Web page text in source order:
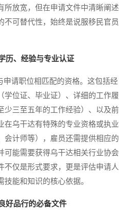
所放宽，但在申请文件中清晰阐述
不可替代性，始终是说服移民官员
历、经验与专业认证
请职位相匹配的资格。这包括经
学位证、毕业证）、详细的工作履
少三至五年的工作经验）、以及前
在乌干达有特殊的专业资格或执业
会计师等），雇员还需提供相应的
可能需要获得乌干达相关行业协会
不仅是形式要求，更是评估申请人
能和知识的核心依据。
好品行的必备文件